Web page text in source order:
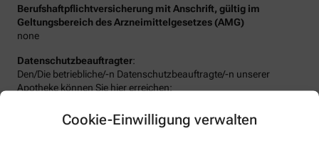
Cookie-Einwilligung verwalten
Berufshaftpflichtversicherung mit Anschrift, gültig im
Geltungsbereich des Arzneimittelgesetzes (AMG)
none
Datenschutzbeauftragter:
Den/Die betriebliche/-n Datenschutzbeauftragte/-n unserer
Apotheke können Sie hier erreichen:
+49-72758621